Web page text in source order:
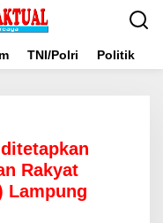
TNI/Polri Politik
Rakyat
Lampung